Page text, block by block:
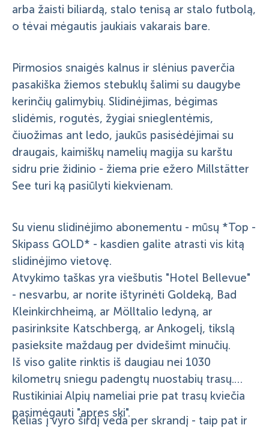
arba žaisti biliardą, stalo tenisą ar stalo futbolą,
o tėvai mėgautis jaukiais vakarais bare.
Pirmosios snaigės kalnus ir slėnius paverčia
pasakiška žiemos stebuklų šalimi su daugybe
kerinčių galimybių. Slidinėjimas, bėgimas
slidėmis, rogutės, žygiai snieglentėmis,
čiuožimas ant ledo, jaukūs pasisėdėjimai su
draugais, kaimiškų namelių magija su karštu
sidru prie židinio - žiema prie ežero Millstätter
See turi ką pasiūlyti kiekvienam.
Su vienu slidinėjimo abonementu - mūsų *Top -
Skipass GOLD* - kasdien galite atrasti vis kitą
slidinėjimo vietovę.
Atvykimo taškas yra viešbutis "Hotel Bellevue"
- nesvarbu, ar norite ištyrinėti Goldeką, Bad
Kleinkirchheimą, ar Mölltalio ledyną, ar
pasirinksite Katschbergą, ar Ankogelį, tikslą
pasieksite maždaug per dvidešimt minučių.
Iš viso galite rinktis iš daugiau nei 1030
kilometrų sniegu padengtų nuostabių trasų.
Rustikiniai Alpių nameliai prie pat trasų kviečia
pasimėgauti "apres ski".
Kelias į vyro širdį veda per skrandį - taip pat ir